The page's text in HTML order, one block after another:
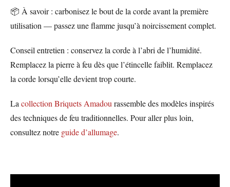
📦 À savoir : carbonisez le bout de la corde avant la première
utilisation — passez une flamme jusqu’à noircissement complet.
Conseil entretien : conservez la corde à l’abri de l’humidité.
Remplacez la pierre à feu dès que l’étincelle faiblit. Remplacez
la corde lorsqu’elle devient trop courte.
La collection Briquets Amadou rassemble des modèles inspirés
des techniques de feu traditionnelles. Pour aller plus loin,
consultez notre guide d’allumage.